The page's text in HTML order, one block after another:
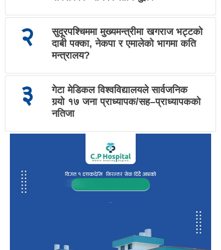
२
सुदूरपश्चिममा मुख्यमन्त्रीमा खगराज भट्टको
दाबी पक्का, नेकपा र एमालेको भागमा कति
मन्त्रालय?
३
गेटा मेडिकल विश्वविद्यालयले सार्वजनिक
गर्‍यो १७ जना प्राध्यापक/सह–प्राध्यापकको
नतिजा